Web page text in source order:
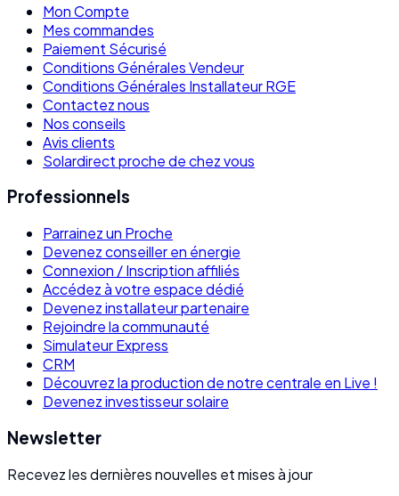
Mon Compte
Mes commandes
Paiement Sécurisé
Conditions Générales Vendeur
Conditions Générales Installateur RGE
Contactez nous
Nos conseils
Avis clients
Solardirect proche de chez vous
Professionnels
Parrainez un Proche
Devenez conseiller en énergie
Connexion / Inscription affiliés
Accédez à votre espace dédié
Devenez installateur partenaire
Rejoindre la communauté
Simulateur Express
CRM
Découvrez la production de notre centrale en Live !
Devenez investisseur solaire
Newsletter
Recevez les dernières nouvelles et mises à jour